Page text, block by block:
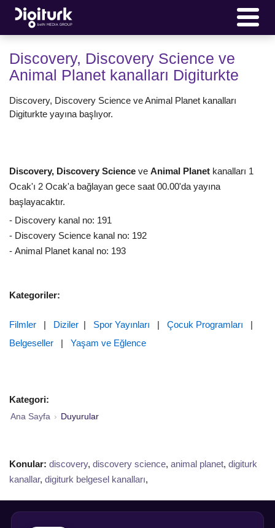
Discovery, Discovery Science ve
Animal Planet kanalları Digiturkte
Discovery, Discovery Science ve Animal Planet kanalları
Digiturkte yayına başlıyor.
Discovery, Discovery Science ve Animal Planet kanalları 1
Ocak'ı 2 Ocak'a bağlayan gece saat 00.00'da yayına
başlayacaktır.
- Discovery kanal no: 191
- Discovery Science kanal no: 192
- Animal Planet kanal no: 193
Kategoriler:
Filmler | Diziler | Spor Yayınları | Çocuk Programları |
Belgeseller | Yaşam ve Eğlence
Kategori:
Ana Sayfa › Duyurular
Konular: discovery, discovery science, animal planet, digiturk
kanallar, digiturk belgesel kanalları,